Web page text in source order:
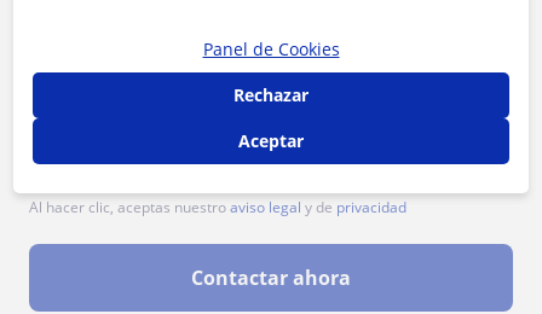
Al hacer clic, aceptas nuestroaviso legal y de privacidad
Contactar ahora
Panel de Cookies
Rechazar
Aceptar